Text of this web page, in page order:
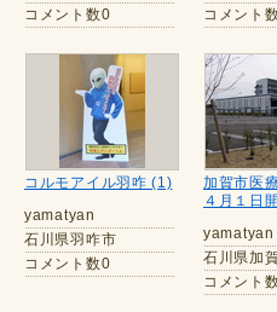
コメント数0
コメント
コルモアイル羽咋 (1)
yamatyan
石川県羽咋市
コメント数0
加賀市医
４月１日
yamatyan
石川県加
コメント